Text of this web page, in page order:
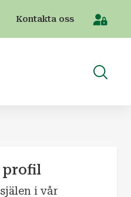
Kontakta oss
[Sök]
profil
i vår